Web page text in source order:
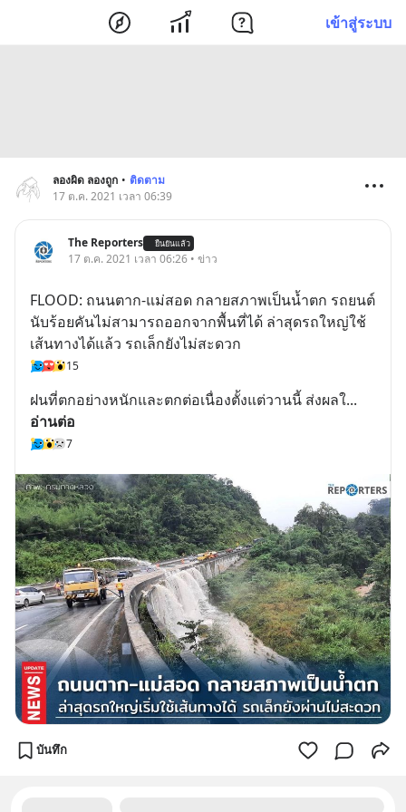
เข้าสู่ระบบ
ลองผิด ลองถูก • ติดตาม
17 ต.ค. 2021 เวลา 06:39
The Reporters ยืนยันแล้ว
17 ต.ค. 2021 เวลา 06:26 • ข่าว
FLOOD: ถนนตาก-แม่สอด กลายสภาพเป็นน้ำตก รถยนต์
นับร้อยคันไม่สามารถออกจากพื้นที่ได้ ล่าสุดรถใหญ่ใช้
เส้นทางได้แล้ว รถเล็กยังไม่สะดวก
15
ฝนที่ตกอย่างหนักและตกต่อเนื่องตั้งแต่วานนี้ ส่งผลใ
อ่านต่อ
7
บันทึก